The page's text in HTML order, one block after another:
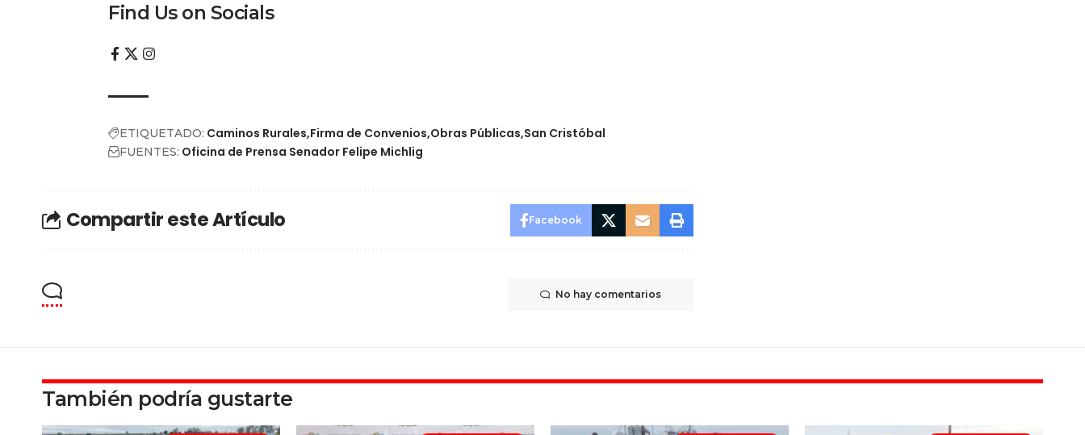
Find Us on Socials
ETIQUETADO: Caminos Rurales Firma de Convenios Obras Públicas San Cristóbal
FUENTES: Oficina de Prensa Senador Felipe Michlig
Compartir este Artículo Facebook
No hay comentarios
También podría gustarte